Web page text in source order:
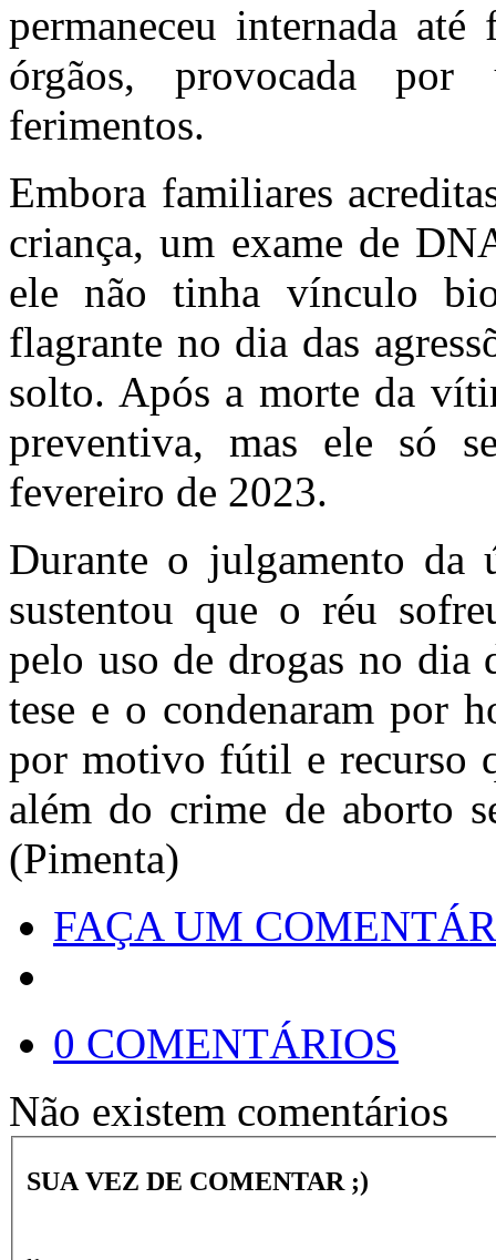
permaneceu internada
órgãos, provocada por
ferimentos.
Embora familiares
criança, um exame de
ele não tinha vínculo
flagrante no dia das
solto. Após a morte da
preventiva, mas ele só
fevereiro de 2023.
Durante o julgamento da
sustentou que o réu
pelo uso de drogas no dia
tese e o condenaram por
por motivo fútil e recurso
além do crime de aborto
(Pimenta)
FAÇA UM
0 COMENTÁRIOS
Não existem comentários
SUA VEZ DE COMENTAR ;)